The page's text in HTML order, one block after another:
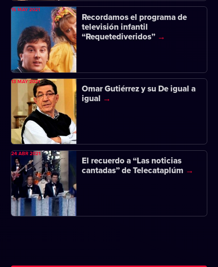
Recordamos el programa de
televisión infantil
“Requetediveridos”
15 MAY 2021
Omar Gutiérrez y su De igual a
igual
13 MAY 2021
El recuerdo a “Las noticias
cantadas” de Telecataplúm
24 ABR 2021